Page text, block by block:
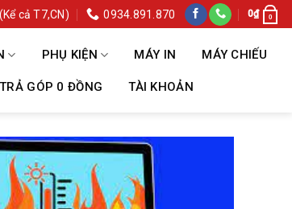
cả T7,CN) 0934.891.870 0₫ 0
PHỤ KIỆN MÁY IN MÁY CHIẾU
TRẢ GÓP 0 ĐỒNG TÀI KHOẢN